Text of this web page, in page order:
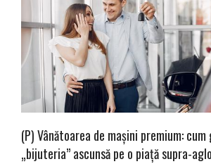
(P) Vânătoarea de mașini premium: cum
„bijuteria” ascunsă pe o piață supra-